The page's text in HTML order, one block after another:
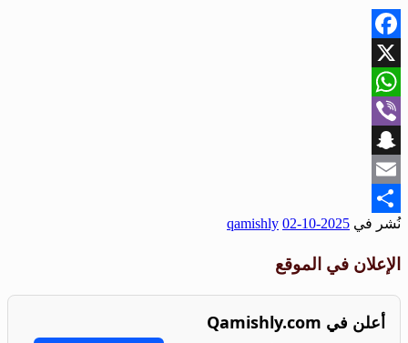
Facebook
X
WhatsApp
Viber
Snapchat
Email
Share
نُشر في 2025-10-02
qamishly
الإعلان في الموقع
أعلن في Qamishly.com